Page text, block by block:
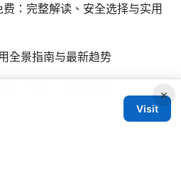
：完整解读、安全选择与实用
全景指南与最新趋势
、测速、价格与对比
×
Visit